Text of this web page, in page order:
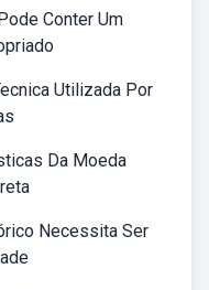
Conter Um
Utilizada Por
Da Moeda
Necessita Ser